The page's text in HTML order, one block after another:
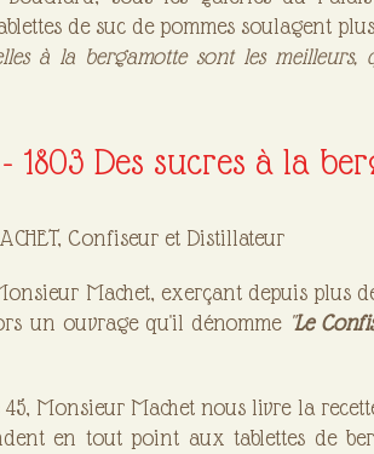
de suc de pommes soulagent
à la bergamotte sont les meilleurs,
1803 Des sucres à la
Confiseur et Distillateur
Machet, exerçant depuis
un ouvrage qu'il dénomme "Le
Monsieur Machet nous livre la
en tout point aux tablettes de